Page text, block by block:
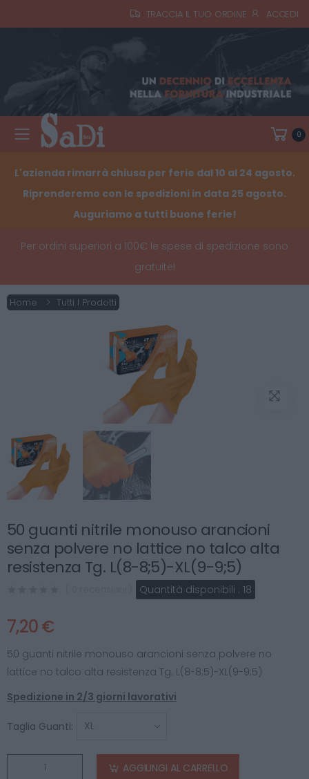
TRACCIA IL TUO ORDINE ACCEDI
Toggle mobile menu 0
L'azienda rimarrà chiusa per ferie dal 10 al 24 agosto.
Riprenderemo con le spedizioni in data 25 agosto.
Auguriamo a tutti buone ferie!
Per ordini superiori a 100€ le spese di spedizione sono
gratuite!
Home Tutti I Prodotti
50 guanti nitrile monouso arancioni
senza polvere no lattice no talco alta
resistenza Tg. L(8-8;5)-XL(9-9;5)
Quantità disponibili : 18
7,20 €
50 guanti nitrile monouso arancioni senza polvere no
lattice no talco alta resistenza Tg. L(8-8;5)-XL(9-9;5)
Spedizione in 2/3 giorni lavorativi
Taglia Guanti:
AGGIUNGI AL CARRELLO